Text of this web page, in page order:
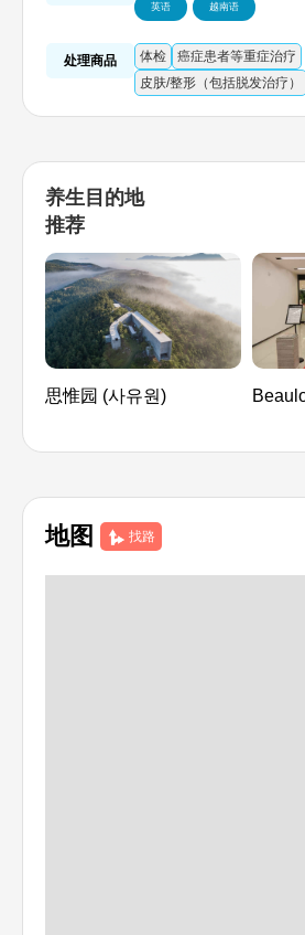
英语 越南语
处理商品 体检
癌症患者等重症治疗
皮肤/整形（包括脱发治疗）
养生目的地
推荐
思惟园 (사유원)
地图 找路